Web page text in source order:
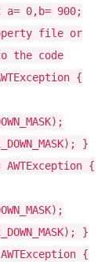
a= 0,b= 900;
file or
the code
{
}
{
}
{